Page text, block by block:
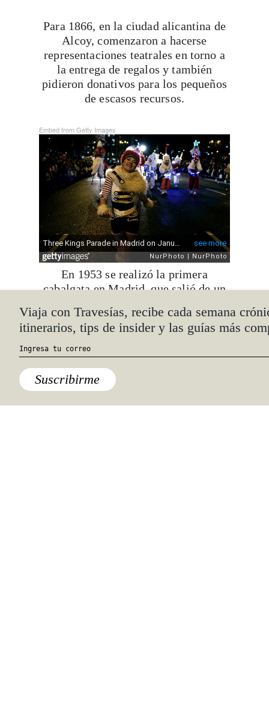
Para 1866, en la ciudad alicantina de
Alcoy, comenzaron a hacerse
representaciones teatrales en torno a
la entrega de regalos y también
pidieron donativos para los pequeños
de escasos recursos.
Embed from Getty Images
En 1953 se realizó la primera
cabalgata en Madrid, que salió de un
Retiro y continuó por la calle de
Alcalá, la Puerta del Sol y calle
Mayor, hasta llegar a Plaza de la
Villa, donde los Reyes ofrecieron un
tributo al Niño Jesús.
Embed from Getty Images
Viaja con Travesías, recibe cada semana
itinerarios, tips de insider y las guías más
Suscribirme